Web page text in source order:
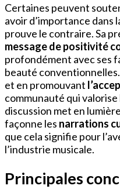
Certaines peuvent
avoir d’importance dans
prouve le contraire. Sa
message de positivité
profondément avec ses
beauté
et en promouvant
communauté qui
discussion met en
façonne les narrations
que cela signifie pour
l’industrie musicale.
Principales